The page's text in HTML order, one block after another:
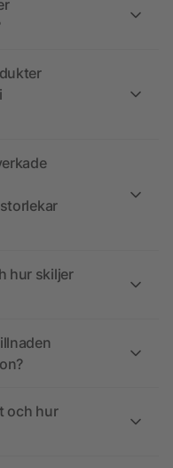
hur skiljer
och hur